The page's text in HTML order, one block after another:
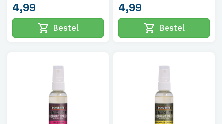
4,99
shopping_cart Bestel
4,99
shopping_cart Bestel